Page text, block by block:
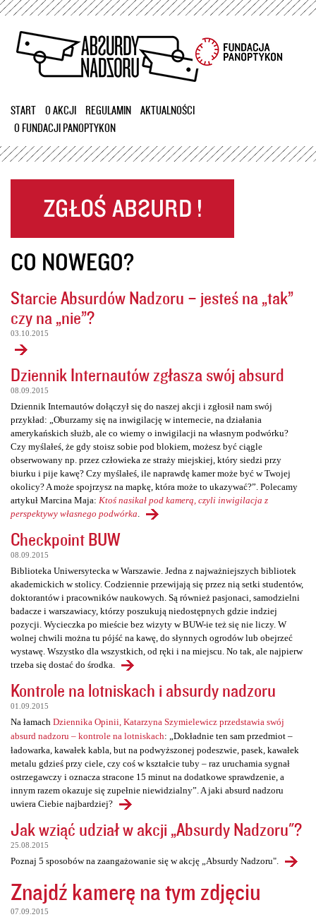
Przejdź
treści
START O AKCJI REGULAMIN
AKTUALNOŚCI
O FUNDACJI PANOPTYKON
CO NOWEGO?
Starcie Absurdów Nadzoru – jesteś na „tak”
czy na „nie”?
03.10.2015
Dziennik Internautów zgłasza swój absurd
08.09.2015
Dziennik Internautów dołączył się do naszej akcji i zgłosił nam swój
przykład: „Oburzamy się na inwigilację w internecie, na działania
amerykańskich służb, ale co wiemy o inwigilacji na własnym podwórku?
Czy myślałeś, że gdy stoisz sobie pod blokiem, możesz być ciągle
obserwowany np. przez człowieka ze straży miejskiej, który siedzi przy
biurku i pije kawę? Czy myślałeś, ile naprawdę kamer może być w Twojej
okolicy? A może spojrzysz na mapkę, która może to ukazywać?”. Polecamy
artykuł Marcina Maja: Ktoś nasikał pod kamerą, czyli inwigilacja z
perspektywy własnego podwórka
Checkpoint BUW
08.09.2015
Biblioteka Uniwersytecka w Warszawie. Jedna z najważniejszych bibliotek
akademickich w stolicy. Codziennie przewijają się przez nią setki studentów,
doktorantów i pracowników naukowych. Są również pasjonaci, samodzielni
badacze i warszawiacy, którzy poszukują niedostępnych gdzie indziej
pozycji. Wycieczka po mieście bez wizyty w BUW-ie też się nie liczy. W
wolnej chwili można tu pójść na kawę, do słynnych ogrodów lub obejrzeć
wystawę. Wszystko dla wszystkich, od ręki i na miejscu. No tak, ale najpierw
trzeba się dostać do środka.
Kontrole na lotniskach i absurdy nadzoru
01.09.2015
Na łamach Dziennika Opinii, Katarzyna Szymielewicz przedstawia swój
absurd nadzoru – kontrole na lotniskach: „Dokładnie ten sam przedmiot –
ładowarka, kawałek kabla, but na podwyższonej podeszwie, pasek, kawałek
metalu gdzieś przy ciele, czy coś w kształcie tuby – raz uruchamia sygnał
ostrzegawczy i oznacza stracone 15 minut na dodatkowe sprawdzenie, a
innym razem okazuje się zupełnie niewidzialny”. A jaki absurd nadzoru
uwiera Ciebie najbardziej?
Jak wziąć udział w akcji „Absurdy Nadzoru"?
25.08.2015
Poznaj 5 sposobów na zaangażowanie się w akcję „Absurdy Nadzoru".
Znajdź kamerę na tym zdjęciu
07.09.2015